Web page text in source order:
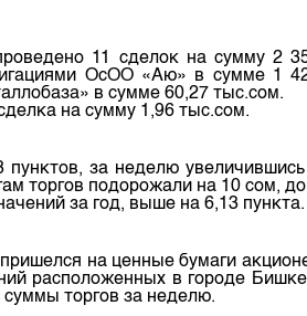
11 сделок на сумму 2
ОсОО «Аю» в сумме 1
в сумме 60,27 тыс.сом.
на сумму 1,96 тыс.сом.
за неделю
торгов подорожали на 10 сом,
за год, выше на 6,13 пункта.
на ценные бумаги
расположенных в городе
торгов за неделю.